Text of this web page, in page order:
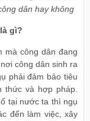
dân hay không
gì?
mà công dân đang
công dân sinh ra
phải đảm bảo tiêu
thức và hợp pháp.
tại nước ta thì ngụ
đến làm việc, xây